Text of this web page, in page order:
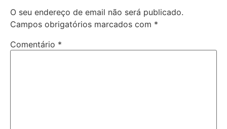
O seu endereço de email não será publicado.
Campos obrigatórios marcados com *
Comentário *